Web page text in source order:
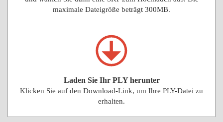
maximale Dateigröße beträgt 300MB.
Laden Sie Ihr PLY herunter
Klicken Sie auf den Download-Link, um Ihre PLY-Datei zu
erhalten.